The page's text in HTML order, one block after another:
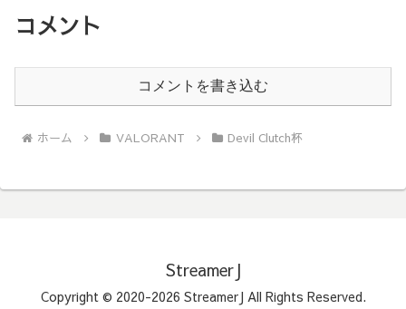
コメント
コメントを書き込む
ホーム VALORANT Devil Clutch杯
StreamerJ
Copyright © 2020-2026 StreamerJ All Rights Reserved.